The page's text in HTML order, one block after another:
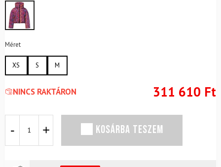
Méret
XS S M
NINCS RAKTÁRON 311 610 Ft
Lucinda
KOSÁRBA TESZEM